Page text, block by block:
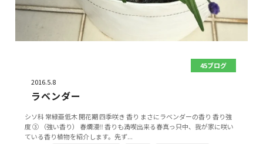
45ブログ
2016.5.8
ラベンダー
シソ科 常緑亜低木 開花期 四季咲き 香り まさにラベンダーの香り 香り強
度 ③ （強い香り） 春爛漫‼️ 香りも満喫出来る春真っ只中、我が家に咲い
ている香り植物を紹介します。先ず...